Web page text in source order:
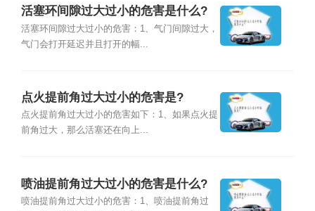
活塞环间隙过大过小的危害是什么?
活塞环间隙过大过小的危害：1、气门间隙过大，
气门会打开延迟并且打开的幅...
点火提前角过大过小的危害是?
点火提前角过大过小的危害如下：1、如果点火提
前角过大，那么活塞还在向上...
喷油提前角过大过小的危害是什么?
喷油提前角过大过小的危害：1、喷油提前角过